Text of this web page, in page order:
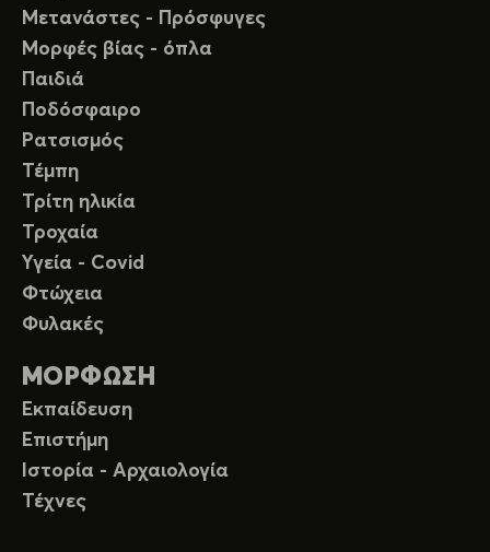
Μετανάστες - Πρόσφυγες
Μορφές βίας - όπλα
Παιδιά
Ποδόσφαιρο
Ρατσισμός
Τέμπη
Τρίτη ηλικία
Τροχαία
Υγεία - Covid
Φτώχεια
Φυλακές
ΜΟΡΦΩΣΗ
Εκπαίδευση
Επιστήμη
Ιστορία - Αρχαιολογία
Τέχνες